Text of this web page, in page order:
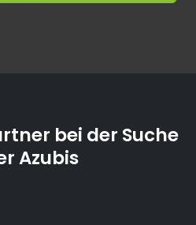
bei der Suche
Azubis